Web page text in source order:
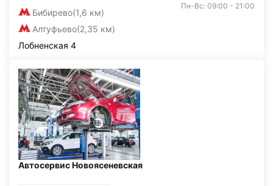
Бибирево(1,6 км)
Алтуфьево(2,35 км)
Пн-Вс: 09:00 - 21:00
Лобненская 4
Автосервис Новоясеневская